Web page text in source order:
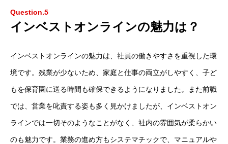
Question.5
インベストオンラインの魅力は？
インベストオンラインの魅力は、社員の働きやすさを重視した環
境です。残業が少ないため、家庭と仕事の両立がしやすく、子ど
もを保育園に送る時間も確保できるようになりました。また前職
では、営業を叱責する姿も多く見かけましたが、インベストオン
ラインでは一切そのようなことがなく、社内の雰囲気が柔らかい
のも魅力です。業務の進め方もシステマチックで、マニュアルや